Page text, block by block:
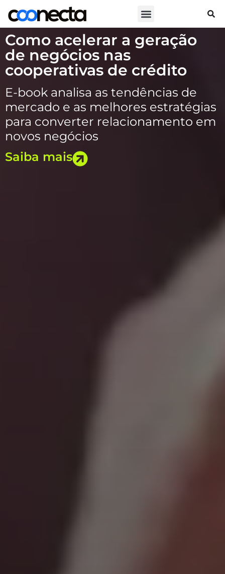
Como acelerar a geração
de negócios nas
cooperativas de crédito
E-book analisa as tendências de
mercado e as melhores estratégias
para converter relacionamento em
novos negócios
Saiba mais